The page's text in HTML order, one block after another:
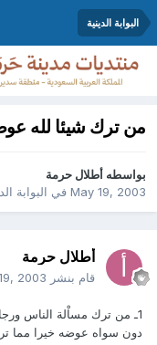
البوابة الدينية
من ترك شيئا لله
بواسطه أطلال حرمة
May 19, 2003في البوابة
أطلال حرمة
قام بنشر 2003
1ـ من ترك مساْلة الناس
دون سواه عوضه خيرا مما